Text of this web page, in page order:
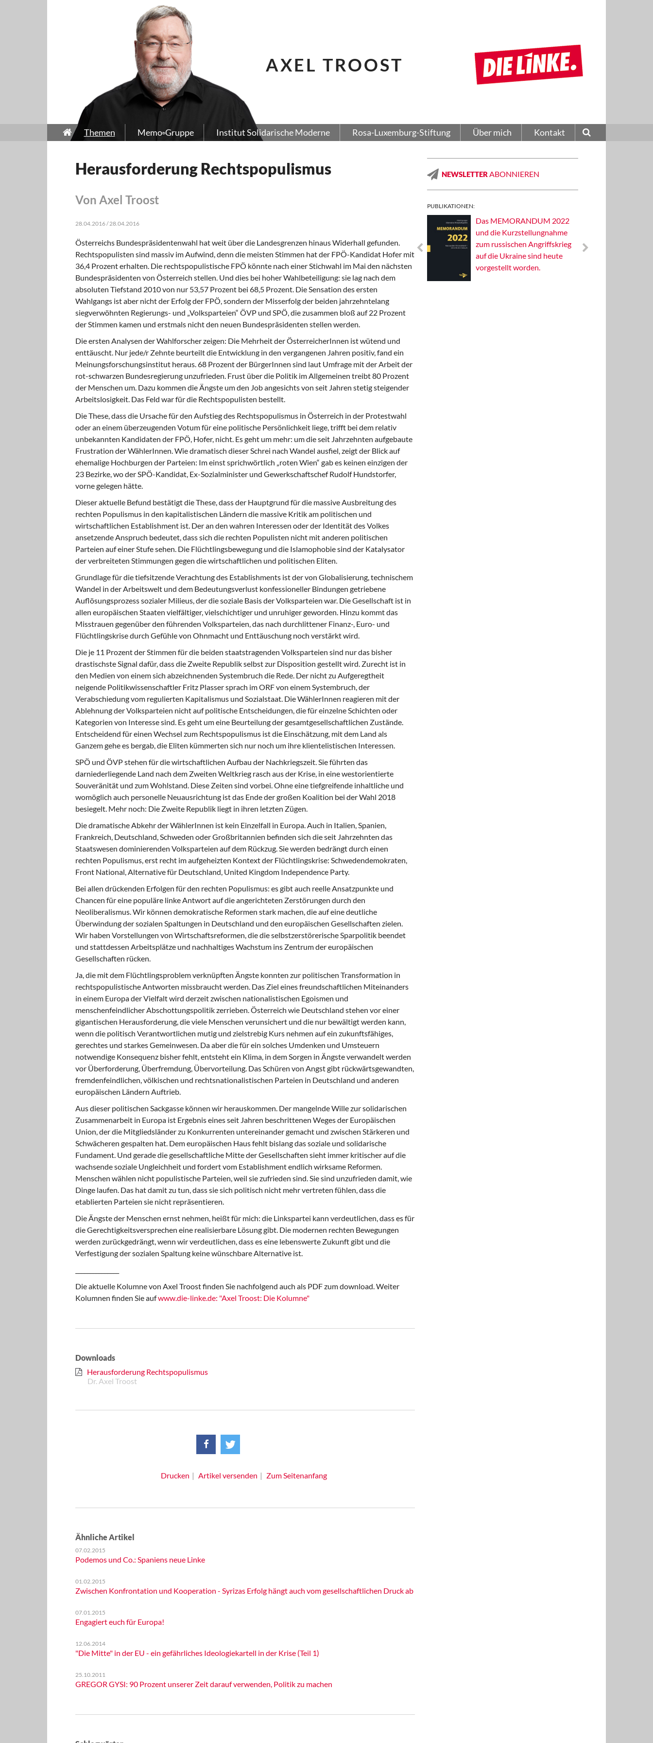
AXEL TROOST
Themen Memo-Gruppe Institut Solidarische Moderne Rosa-Luxemburg-Stiftung Über mich Kontakt
Herausforderung Rechtspopulismus
Von Axel Troost
28.04.2016 / 28.04.2016
Österreichs Bundespräsidentenwahl hat weit über die Landesgrenzen hinaus Widerhall gefunden.
Rechtspopulisten sind massiv im Aufwind, denn die meisten Stimmen hat der FPÖ-Kandidat Hofer mit
36,4 Prozent erhalten. Die rechtspopulistische FPÖ könnte nach einer Stichwahl im Mai den nächsten
Bundespräsidenten von Österreich stellen. Und dies bei hoher Wahlbeteiligung: sie lag nach dem
absoluten Tiefstand 2010 von nur 53,57 Prozent bei 68,5 Prozent. Die Sensation des ersten
Wahlgangs ist aber nicht der Erfolg der FPÖ, sondern der Misserfolg der beiden jahrzehntelang
siegverwöhnten Regierungs- und „Volksparteien“ ÖVP und SPÖ, die zusammen bloß auf 22 Prozent
der Stimmen kamen und erstmals nicht den neuen Bundespräsidenten stellen werden.
Die ersten Analysen der Wahlforscher zeigen: Die Mehrheit der ÖsterreicherInnen ist wütend und
enttäuscht. Nur jede/r Zehnte beurteilt die Entwicklung in den vergangenen Jahren positiv, fand ein
Meinungsforschungsinstitut heraus. 68 Prozent der BürgerInnen sind laut Umfrage mit der Arbeit der
rot-schwarzen Bundesregierung unzufrieden. Frust über die Politik im Allgemeinen treibt 80 Prozent
der Menschen um. Dazu kommen die Ängste um den Job angesichts von seit Jahren stetig steigender
Arbeitslosigkeit. Das Feld war für die Rechtspopulisten bestellt.
Die These, dass die Ursache für den Aufstieg des Rechtspopulismus in Österreich in der Protestwahl
oder an einem überzeugenden Votum für eine politische Persönlichkeit liege, trifft bei dem relativ
unbekannten Kandidaten der FPÖ, Hofer, nicht. Es geht um mehr: um die seit Jahrzehnten aufgebaute
Frustration der WählerInnen. Wie dramatisch dieser Schrei nach Wandel ausfiel, zeigt der Blick auf
ehemalige Hochburgen der Parteien: Im einst sprichwörtlich „roten Wien“ gab es keinen einzigen der
23 Bezirke, wo der SPÖ-Kandidat, Ex-Sozialminister und Gewerkschaftschef Rudolf Hundstorfer,
vorne gelegen hätte.
Dieser aktuelle Befund bestätigt die These, dass der Hauptgrund für die massive Ausbreitung des
rechten Populismus in den kapitalistischen Ländern die massive Kritik am politischen und
wirtschaftlichen Establishment ist. Der an den wahren Interessen oder der Identität des Volkes
ansetzende Anspruch bedeutet, dass sich die rechten Populisten nicht mit anderen politischen
Parteien auf einer Stufe sehen. Die Flüchtlingsbewegung und die Islamophobie sind der Katalysator
der verbreiteten Stimmungen gegen die wirtschaftlichen und politischen Eliten.
Grundlage für die tiefsitzende Verachtung des Establishments ist der von Globalisierung, technischem
Wandel in der Arbeitswelt und dem Bedeutungsverlust konfessioneller Bindungen getriebene
Auflösungsprozess sozialer Milieus, der die soziale Basis der Volksparteien war. Die Gesellschaft ist in
allen europäischen Staaten vielfältiger, vielschichtiger und unruhiger geworden. Hinzu kommt das
Misstrauen gegenüber den führenden Volksparteien, das nach durchlittener Finanz-, Euro- und
Flüchtlingskrise durch Gefühle von Ohnmacht und Enttäuschung noch verstärkt wird.
Die je 11 Prozent der Stimmen für die beiden staatstragenden Volksparteien sind nur das bisher
drastischste Signal dafür, dass die Zweite Republik selbst zur Disposition gestellt wird. Zurecht ist in
den Medien von einem sich abzeichnenden Systembruch die Rede. Der nicht zu Aufgeregtheit
neigende Politikwissenschaftler Fritz Plasser sprach im ORF von einem Systembruch, der
Verabschiedung vom regulierten Kapitalismus und Sozialstaat. Die WählerInnen reagieren mit der
Ablehnung der Volksparteien nicht auf politische Entscheidungen, die für einzelne Schichten oder
Kategorien von Interesse sind. Es geht um eine Beurteilung der gesamtgesellschaftlichen Zustände.
Entscheidend für einen Wechsel zum Rechtspopulismus ist die Einschätzung, mit dem Land als
Ganzem gehe es bergab, die Eliten kümmerten sich nur noch um ihre klientelistischen Interessen.
SPÖ und ÖVP stehen für die wirtschaftlichen Aufbau der Nachkriegszeit. Sie führten das
darniederliegende Land nach dem Zweiten Weltkrieg rasch aus der Krise, in eine westorientierte
Souveränität und zum Wohlstand. Diese Zeiten sind vorbei. Ohne eine tiefgreifende inhaltliche und
womöglich auch personelle Neuausrichtung ist das Ende der großen Koalition bei der Wahl 2018
besiegelt. Mehr noch: Die Zweite Republik liegt in ihren letzten Zügen.
Die dramatische Abkehr der WählerInnen ist kein Einzelfall in Europa. Auch in Italien, Spanien,
Frankreich, Deutschland, Schweden oder Großbritannien befinden sich die seit Jahrzehnten das
Staatswesen dominierenden Volksparteien auf dem Rückzug. Sie werden bedrängt durch einen
rechten Populismus, erst recht im aufgeheizten Kontext der Flüchtlingskrise: Schwedendemokraten,
Front National, Alternative für Deutschland, United Kingdom Independence Party.
Bei allen drückenden Erfolgen für den rechten Populismus: es gibt auch reelle Ansatzpunkte und
Chancen für eine populäre linke Antwort auf die angerichteten Zerstörungen durch den
Neoliberalismus. Wir können demokratische Reformen stark machen, die auf eine deutliche
Überwindung der sozialen Spaltungen in Deutschland und den europäischen Gesellschaften zielen.
Wir haben Vorstellungen von Wirtschaftsreformen, die die selbstzerstörerische Sparpolitik beendet
und stattdessen Arbeitsplätze und nachhaltiges Wachstum ins Zentrum der europäischen
Gesellschaften rücken.
Ja, die mit dem Flüchtlingsproblem verknüpften Ängste konnten zur politischen Transformation in
rechtspopulistische Antworten missbraucht werden. Das Ziel eines freundschaftlichen Miteinanders
in einem Europa der Vielfalt wird derzeit zwischen nationalistischen Egoismen und
menschenfeindlicher Abschottungspolitik zerrieben. Österreich wie Deutschland stehen vor einer
gigantischen Herausforderung, die viele Menschen verunsichert und die nur bewältigt werden kann,
wenn die politisch Verantwortlichen mutig und zielstrebig Kurs nehmen auf ein zukunftsfähiges,
gerechtes und starkes Gemeinwesen. Da aber die für ein solches Umdenken und Umsteuern
notwendige Konsequenz bisher fehlt, entsteht ein Klima, in dem Sorgen in Ängste verwandelt werden
vor Überforderung, Überfremdung, Übervorteilung. Das Schüren von Angst gibt rückwärtsgewandten,
fremdenfeindlichen, völkischen und rechtsnationalistischen Parteien in Deutschland und anderen
europäischen Ländern Auftrieb.
Aus dieser politischen Sackgasse können wir herauskommen. Der mangelnde Wille zur solidarischen
Zusammenarbeit in Europa ist Ergebnis eines seit Jahren beschrittenen Weges der Europäischen
Union, der die Mitgliedsländer zu Konkurrenten untereinander gemacht und zwischen Stärkeren und
Schwächeren gespalten hat. Dem europäischen Haus fehlt bislang das soziale und solidarische
Fundament. Und gerade die gesellschaftliche Mitte der Gesellschaften sieht immer kritischer auf die
wachsende soziale Ungleichheit und fordert vom Establishment endlich wirksame Reformen.
Menschen wählen nicht populistische Parteien, weil sie zufrieden sind. Sie sind unzufrieden damit, wie
Dinge laufen. Das hat damit zu tun, dass sie sich politisch nicht mehr vertreten fühlen, dass die
etablierten Parteien sie nicht repräsentieren.
Die Ängste der Menschen ernst nehmen, heißt für mich: die Linkspartei kann verdeutlichen, dass es für
die Gerechtigkeitsversprechen eine realisierbare Lösung gibt. Die modernen rechten Bewegungen
werden zurückgedrängt, wenn wir verdeutlichen, dass es eine lebenswerte Zukunft gibt und die
Verfestigung der sozialen Spaltung keine wünschbare Alternative ist.
Die aktuelle Kolumne von Axel Troost finden Sie nachfolgend auch als PDF zum download. Weiter
Kolumnen finden Sie aufwww.die-linke.de: "Axel Troost: Die Kolumne"
Downloads
Herausforderung Rechtspopulismus
Dr. Axel Troost
Drucken Artikel versenden Zum Seitenanfang
Ähnliche Artikel
07.02.2015
Podemos und Co.: Spaniens neue Linke
01.02.2015
Zwischen Konfrontation und Kooperation - Syrizas Erfolg hängt auch vom gesellschaftlichen Druck ab
07.01.2015
Engagiert euch für Europa!
12.06.2014
"Die Mitte" in der EU - ein gefährliches Ideologiekartell in der Krise (Teil 1)
25.10.2011
GREGOR GYSI: 90 Prozent unserer Zeit darauf verwenden, Politik zu machen
NEWSLETTER ABONNIEREN
PUBLIKATIONEN:
Das MEMORANDUM 2022
und die Kurzstellungnahme
zum russischen Angriffskrieg
auf die Ukraine sind heute
vorgestellt worden.